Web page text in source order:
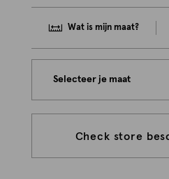
Wat is mijn maat?
Selecteer je maat
Check store